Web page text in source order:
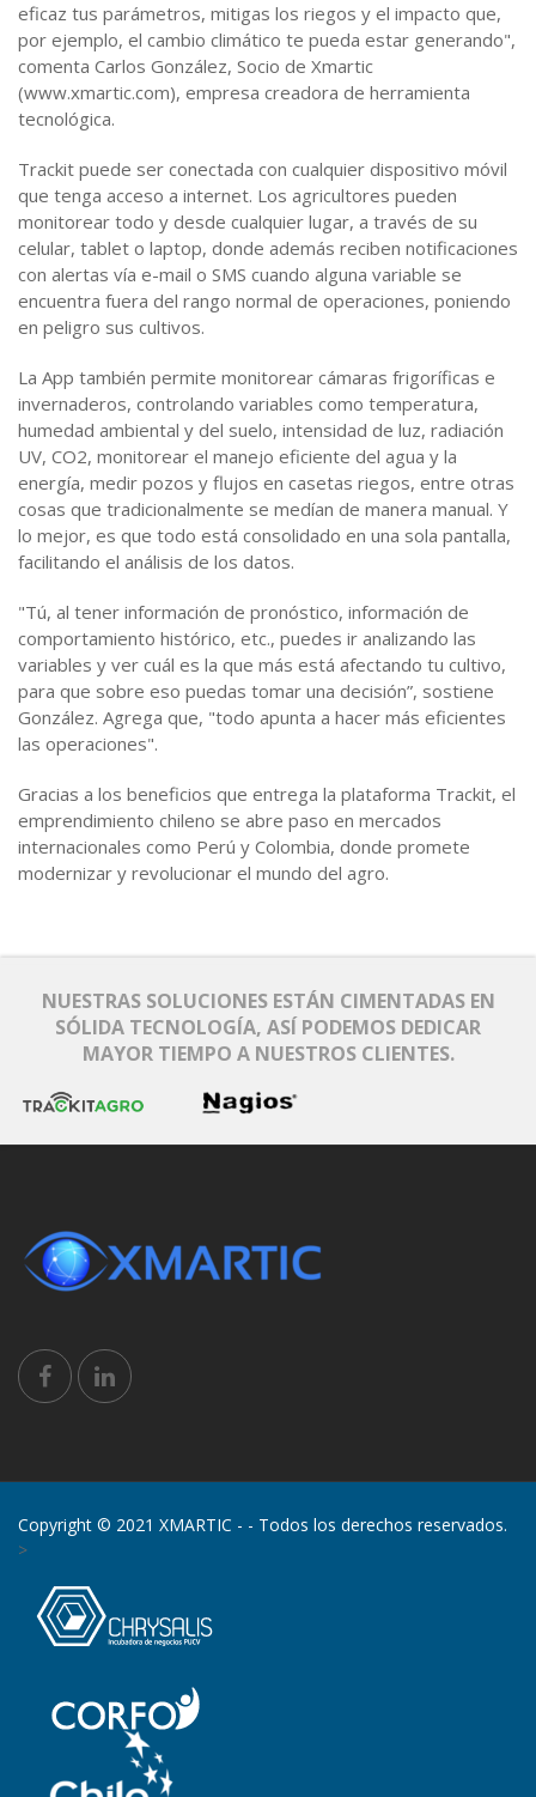
eficaz tus parámetros, mitigas los riegos y el impacto que,
por ejemplo, el cambio climático te pueda estar generando",
comenta Carlos González, Socio de Xmartic
(www.xmartic.com), empresa creadora de herramienta
tecnológica.
Trackit puede ser conectada con cualquier dispositivo móvil
que tenga acceso a internet. Los agricultores pueden
monitorear todo y desde cualquier lugar, a través de su
celular, tablet o laptop, donde además reciben notificaciones
con alertas vía e-mail o SMS cuando alguna variable se
encuentra fuera del rango normal de operaciones, poniendo
en peligro sus cultivos.
La App también permite monitorear cámaras frigoríficas e
invernaderos, controlando variables como temperatura,
humedad ambiental y del suelo, intensidad de luz, radiación
UV, CO2, monitorear el manejo eficiente del agua y la
energía, medir pozos y flujos en casetas riegos, entre otras
cosas que tradicionalmente se medían de manera manual. Y
lo mejor, es que todo está consolidado en una sola pantalla,
facilitando el análisis de los datos.
"Tú, al tener información de pronóstico, información de
comportamiento histórico, etc., puedes ir analizando las
variables y ver cuál es la que más está afectando tu cultivo,
para que sobre eso puedas tomar una decisión”, sostiene
González. Agrega que, "todo apunta a hacer más eficientes
las operaciones".
Gracias a los beneficios que entrega la plataforma Trackit, el
emprendimiento chileno se abre paso en mercados
internacionales como Perú y Colombia, donde promete
modernizar y revolucionar el mundo del agro.
NUESTRAS SOLUCIONES ESTÁN CIMENTADAS EN
SÓLIDA TECNOLOGÍA, ASÍ PODEMOS DEDICAR
MAYOR TIEMPO A NUESTROS CLIENTES.
Copyright © 2021 XMARTIC - - Todos los derechos reservados.
>